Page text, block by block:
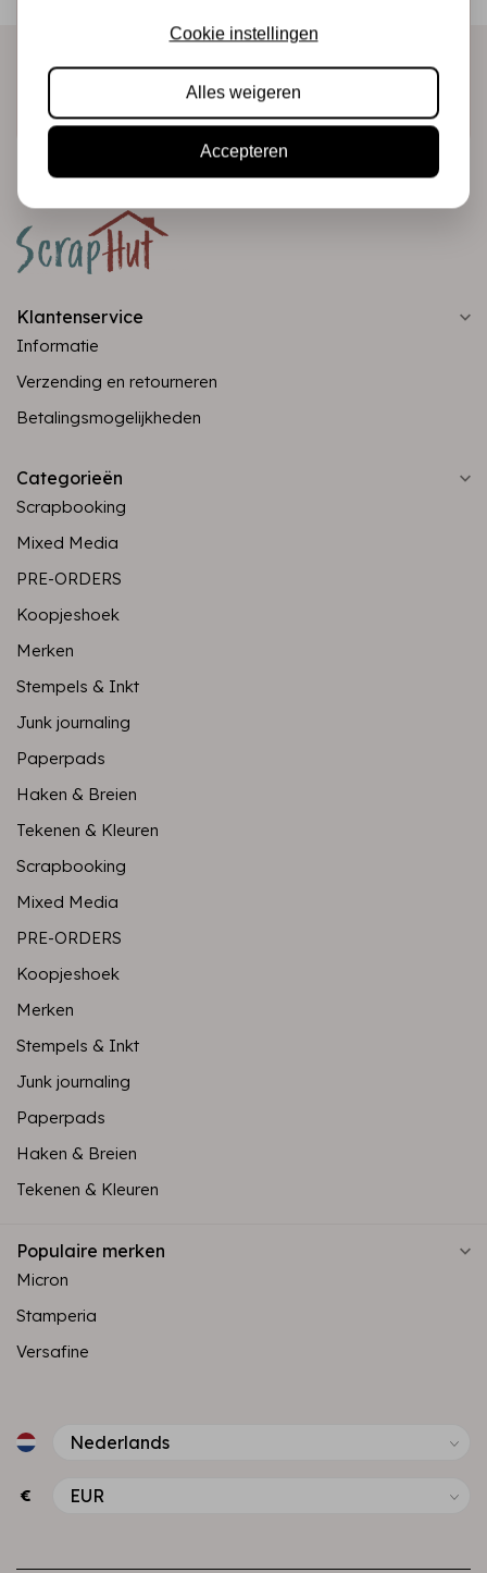
Klantenservice
Informatie
Verzending en retourneren
Betalingsmogelijkheden
Categorieën
Scrapbooking
Mixed Media
PRE-ORDERS
Koopjeshoek
Merken
Stempels & Inkt
Junk journaling
Paperpads
Haken & Breien
Tekenen & Kleuren
Scrapbooking
Mixed Media
PRE-ORDERS
Koopjeshoek
Merken
Stempels & Inkt
Junk journaling
Paperpads
Haken & Breien
Tekenen & Kleuren
Populaire merken
Micron
Stamperia
Versafine
€
Cookie instellingen
Alles weigeren
Accepteren